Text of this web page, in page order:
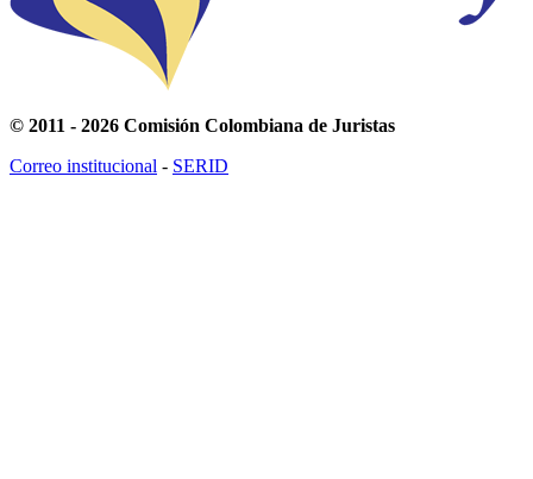
© 2011 - 2026 Comisión Colombiana de Juristas
Correo institucional - SERID